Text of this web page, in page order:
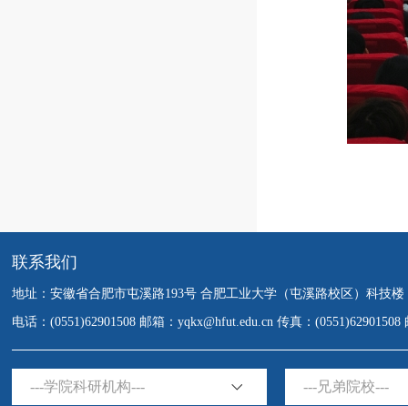
联系我们
地址：安徽省合肥市屯溪路193号 合肥工业大学（屯溪路校区）科技楼
电话：(0551)62901508 邮箱：yqkx@hfut.edu.cn 传真：(0551)62901508
---学院科研机构--- ---兄弟院校---